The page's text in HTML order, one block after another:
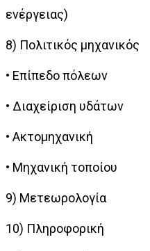
ενέργειας)
8) Πολιτικός μηχανικός
• Επίπεδο πόλεων
• Διαχείριση υδάτων
• Ακτομηχανική
• Μηχανική τοποίου
9) Μετεωρολογία
10) Πληροφορική